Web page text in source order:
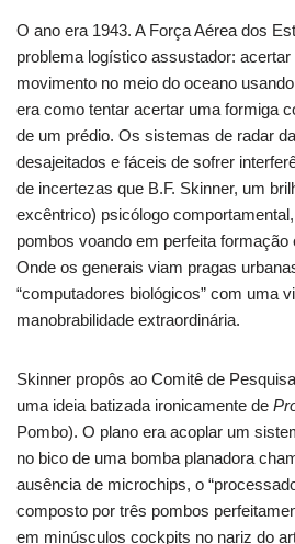
O ano era 1943. A Força Aérea dos
problema logístico assustador:
movimento no meio do oceano
era como tentar acertar uma formiga
de um prédio. Os sistemas de radar
desajeitados e fáceis de sofrer
de incertezas que B.F. Skinner, um
excêntrico) psicólogo
pombos voando em perfeita formação
Onde os generais viam pragas
“computadores biológicos” com uma
manobrabilidade extraordinária.
Skinner propôs ao Comitê de
uma ideia batizada ironicamente de
Pombo). O plano era acoplar um
no bico de uma bomba planadora
ausência de microchips, o
composto por três pombos
em minúsculos cockpits no nariz do